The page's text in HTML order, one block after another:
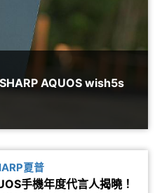
AQUOS wish5s
夏普
手機年度代言人揭曉！